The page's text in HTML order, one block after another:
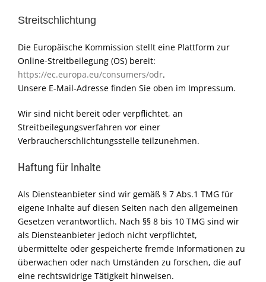
Streitschlichtung
Die Europäische Kommission stellt eine Plattform zur
Online-Streitbeilegung (OS) bereit:
https://ec.europa.eu/consumers/odr.
Unsere E-Mail-Adresse finden Sie oben im Impressum.
Wir sind nicht bereit oder verpflichtet, an
Streitbeilegungsverfahren vor einer
Verbraucherschlichtungsstelle teilzunehmen.
Haftung für Inhalte
Als Diensteanbieter sind wir gemäß § 7 Abs.1 TMG für
eigene Inhalte auf diesen Seiten nach den allgemeinen
Gesetzen verantwortlich. Nach §§ 8 bis 10 TMG sind wir
als Diensteanbieter jedoch nicht verpflichtet,
übermittelte oder gespeicherte fremde Informationen zu
überwachen oder nach Umständen zu forschen, die auf
eine rechtswidrige Tätigkeit hinweisen.